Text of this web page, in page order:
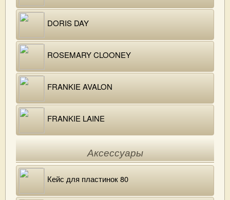
DORIS DAY
ROSEMARY CLOONEY
FRANKIE AVALON
FRANKIE LAINE
Аксессуары
Кейс для пластинок 80